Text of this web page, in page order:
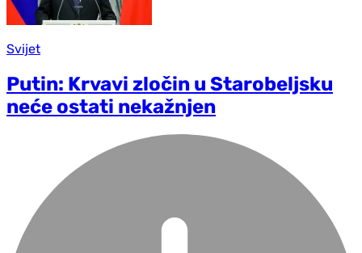
Svijet
Putin: Krvavi zločin u Starobeljsku
neće ostati nekažnjen